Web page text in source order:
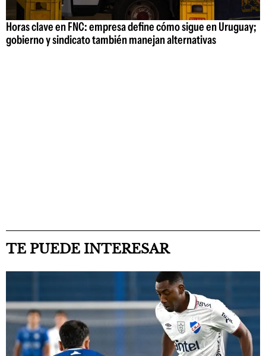
Horas clave en FNC: empresa define cómo sigue en Uruguay;
gobierno y sindicato también manejan alternativas
TE PUEDE INTERESAR